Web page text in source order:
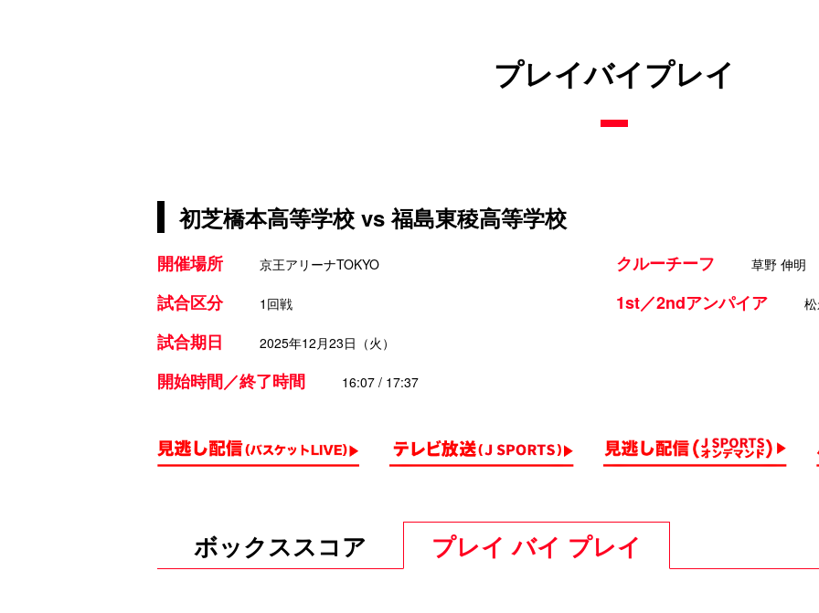
プレイバイプレイ
初芝橋本高等学校 vs 福島東稜高等学校
開催場所 京王アリーナTOKYO
試合区分 1回戦
試合期日 2025年12月23日（火）
開始時間／終了時間 16:07 / 17:37
クルーチーフ 草野 伸明
1st／2ndアンパイア
ボックススコア プレイ バイ プレイ